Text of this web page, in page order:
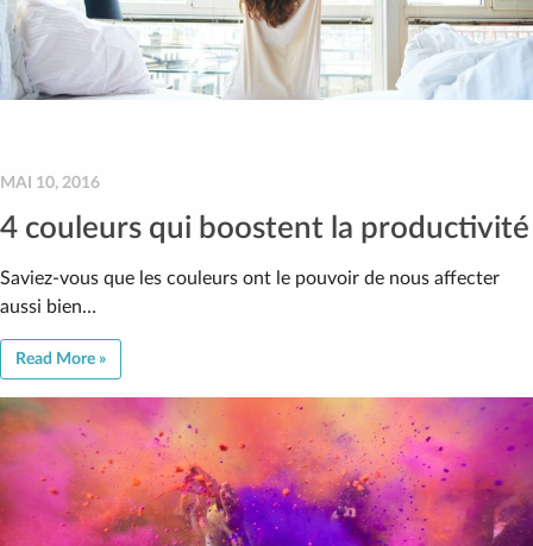
MAI 10, 2016
4 couleurs qui boostent la productivité
Saviez-vous que les couleurs ont le pouvoir de nous affecter
aussi bien…
Read More »